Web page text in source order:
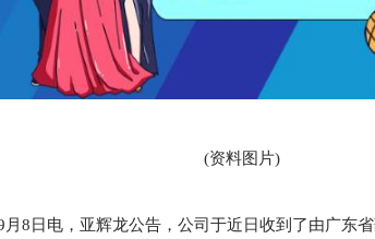
(资料图片)
月8日电，亚辉龙公告，公司于近日收到了由广东